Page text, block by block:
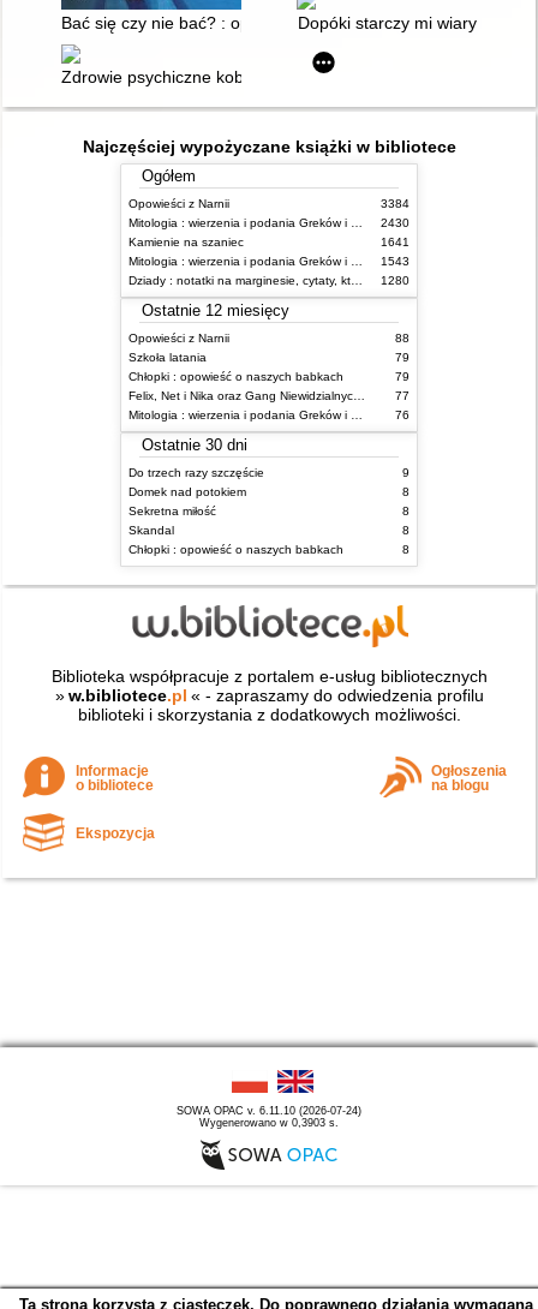
Bać się czy nie bać? : opowieści terapeutyczne
Dopóki starczy mi wiary
Zdrowie psychiczne kobiety : jak zatroszczyć się o siebie
Najczęściej wypożyczane książki w bibliotece
Ogółem
Opowieści z Narnii
3384
2430
Kamienie na szaniec
1641
1543
1280
Ostatnie 12 miesięcy
Opowieści z Narnii
88
Szkoła latania
79
Chłopki : opowieść o naszych babkach
79
77
76
Ostatnie 30 dni
Do trzech razy szczęście
9
Domek nad potokiem
8
Sekretna miłość
8
Skandal
8
Chłopki : opowieść o naszych babkach
8
Biblioteka współpracuje z portalem e-usług bibliotecznych
» w.bibliotece.pl « - zapraszamy do odwiedzenia profilu
biblioteki i skorzystania z dodatkowych możliwości.
Informacje
o bibliotece
Ogłoszenia
na blogu
Ekspozycja
SOWA OPAC v. 6.11.10 (2026-07-24)
Wygenerowano w 0,3903 s.
Ta strona korzysta z ciasteczek. Do poprawnego działania wymagana